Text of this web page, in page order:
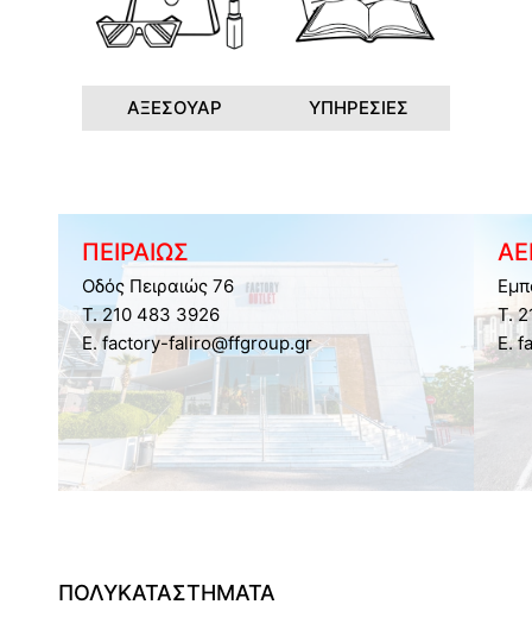
ΑΞΕΣΟΥΑΡ ΥΠΗΡΕΣΙΕΣ
ΠΟΛΥΚΑΤΑΣΤΗΜΑΤΑ
ΠΕΙΡΑΙΩΣ
Οδός Πειραιώς 76
Τ. 210 483 3926
E. factory-faliro@ffgroup.gr
Τ.
E.